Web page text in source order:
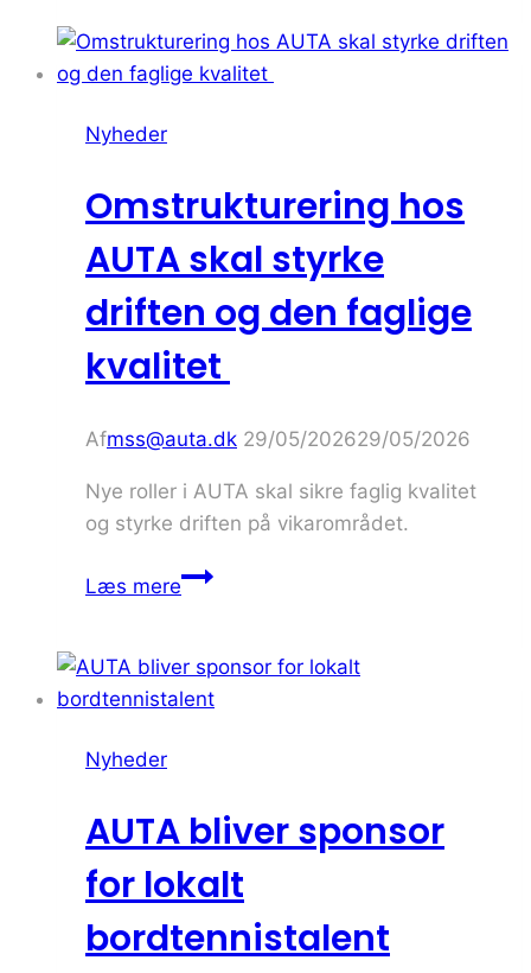
med
Professionshøjskolen
Nyheder
Omstrukturering hos
AUTA skal styrke
driften og den faglige
kvalitet
Afmss@auta.dk 29/05/202629/05/2026
Nye roller i AUTA skal sikre faglig kvalitet
og styrke driften på vikarområdet.
Læs mereOmstrukturering
skal
styrke
faglige
Nyheder
AUTA bliver sponsor
for lokalt
bordtennistalent